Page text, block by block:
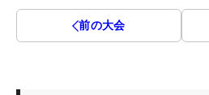
前の大会